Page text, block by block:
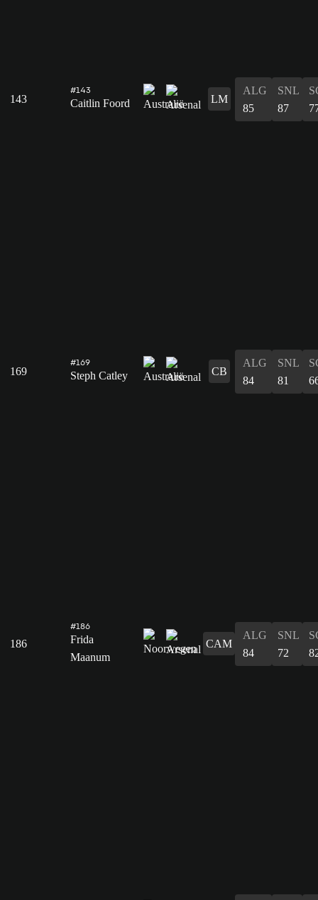
143
#143
Caitlin Foord LM
ALG
85
SNL
87
169
#169
Steph Catley CB
ALG
84
SNL
81
186
#186
Frida
Maanum
CAM
ALG
84
SNL
72